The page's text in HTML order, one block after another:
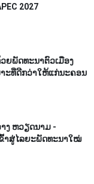
2027
ຍພັດທະນາຕົວເມືອງ
າະທີ່ດີກວ່າໃຫ້ແກ່ນະຄອນ
ງ ຫວຽດນາມ -
າສູ່ໄລຍະພັດທະນາໃໝ່